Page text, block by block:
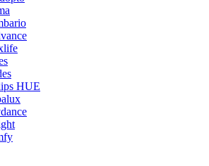
HUE